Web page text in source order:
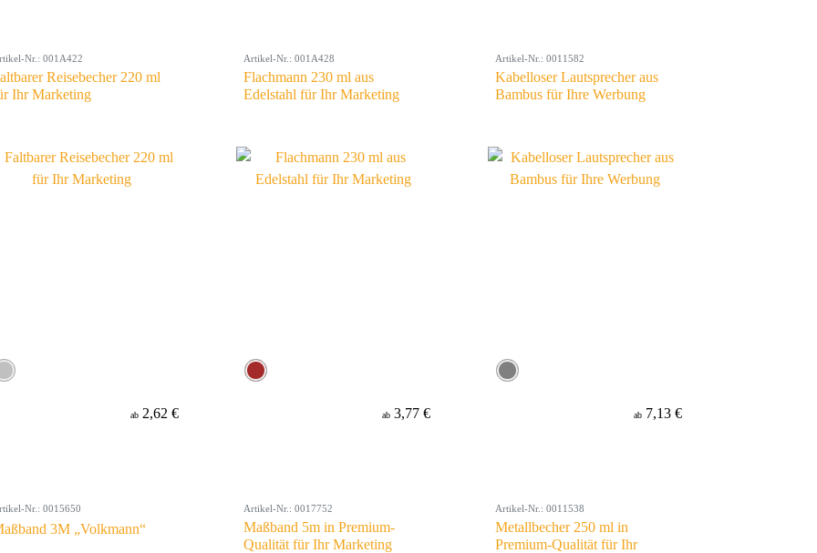
Nr.: 001A422
Reisebecher 220 ml
Ihr Marketing
ab 2,62 €
Artikel-Nr.: 001A428
Flachmann 230 ml aus
Edelstahl für Ihr Marketing
ab 3,77 €
Artikel-Nr.: 0011582
Kabelloser Lautsprecher aus
Bambus für Ihre Werbung
ab 7,13 €
Nr.: 0015650
3M „Volkmann“
Artikel-Nr.: 0017752
Maßband 5m in Premium-
Qualität für Ihr Marketing
Artikel-Nr.: 0011538
Metallbecher 250 ml in
Premium-Qualität für Ihr